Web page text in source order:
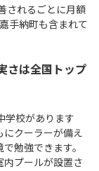
されるごとに月額
手納町も含まれて
さは全国トップ
学校があります
にクーラーが備え
勉強できます。
内プールが設置さ